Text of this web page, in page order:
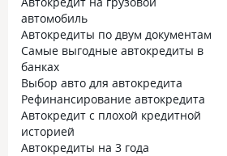
автомобиль
Автокредиты по двум документам
Самые выгодные автокредиты в
банках
Выбор авто для автокредита
Рефинансирование автокредита
Автокредит с плохой кредитной
историей
Автокредиты на 3 года